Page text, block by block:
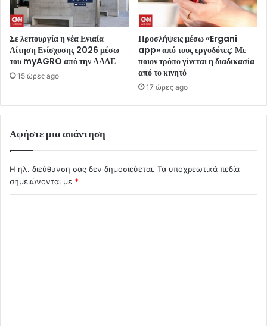
Σε λειτουργία η νέα Ενιαία
Αίτηση Ενίσχυσης 2026 μέσω
του myAGRO από την ΑΑΔΕ
15 ώρες ago
Προσλήψεις μέσω «Ergani
app» από τους εργοδότες: Με
ποιον τρόπο γίνεται η διαδικασία
από το κινητό
17 ώρες ago
Αφήστε μια απάντηση
Η ηλ. διεύθυνση σας δεν δημοσιεύεται. Τα υποχρεωτικά πεδία
σημειώνονται με *